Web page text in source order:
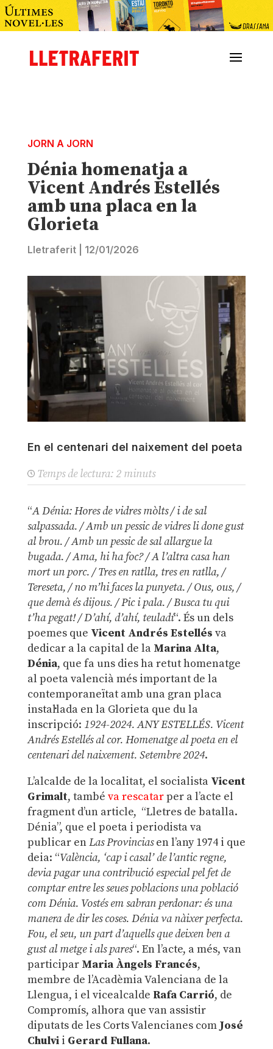
JORN A JORN
Dénia homenatja a
Vicent Andrés Estellés
amb una placa en la
Glorieta
Lletraferit| 12/01/2026
En el centenari del naixement del poeta
Temps de lectura: 2 minuts
“A Dénia: Hores de vidres mòlts / i de sal
salpassada. / Amb un pessic de vidres li done gust
al brou. / Amb un pessic de sal allargue la
bugada. / Ama, hi ha foc? / A l’altra casa han
mort un porc. /Tres en ratlla, tres en ratlla, /
Tereseta, /no m’hi faces la punyeta. /Ous, ous, /
que demà és dijous. /Pic i pala. /Busca tu qui
t’ha pegat! / D’ahí, d’ahí, teuladí“. És un dels
poemes que Vicent Andrés Estellés va
dedicar a la capital de la Marina Alta,
Dénia, que fa uns dies ha retut homenatge
al poeta valencià més important de la
contemporaneïtat amb una gran placa
instal·lada en la Glorieta que du la
inscripció: 1924-2024. ANY ESTELLÉS. Vicent
Andrés Estellés al cor. Homenatge al poeta en el
centenari del naixement. Setembre 2024.
L’alcalde de la localitat, el socialista Vicent
Grimalt, també va rescatarper a l’acte el
fragment d’un article, “Lletres de batalla.
Dénia”, que el poeta i periodista va
publicar enLas Provinciasen l’any 1974 i que
deia: “València, ‘cap i casal’ de l’antic regne,
devia pagar una contribució especial pel fet de
comptar entre les seues poblacions una població
com Dénia. Vostés em sabran perdonar: és una
manera de dir les coses. Dénia va nàixer perfecta.
Fou, el seu, un part d’aquells que deixen ben a
gust al metge i als pares“. En l’acte, a més, van
participar Maria Àngels Francés,
membre de l’Acadèmia Valenciana de la
Llengua, i el vicealcalde Rafa Carrió, de
Compromís, alhora que van assistir
diputats de les Corts Valencianes comJosé
Chulvii Gerard Fullana.